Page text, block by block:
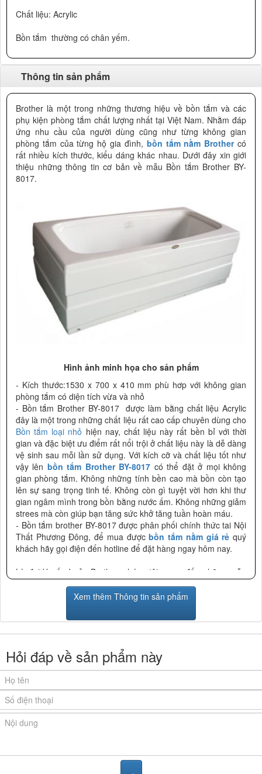
Chất liệu: Acrylic
Bồn tắm thường có chân yếm.
Thông tin sản phẩm
Brother là một trong những thương hiệu về bồn tắm và các
phụ kiện phòng tắm chất lượng nhất tại Việt Nam. Nhằm đáp
ứng nhu cầu của người dùng cũng như từng không gian
phòng tắm của từng hộ gia đình, bồn tắm nằm Brothercó
rất nhiều kích thước, kiểu dáng khác nhau. Dưới đây xin giới
thiệu những thông tin cơ bản về mẫu Bồn tắm Brother BY-
8017.
Hình ảnh minh họa cho sản phẩm
- Kích thước:1530 x 700 x 410 mm phù hơp với không gian
phòng tắm có diện tích vừa và nhỏ
- Bồn tắm Brother BY-8017 được làm bằng chất liệu Acrylic
đây là một trong những chất liệu rất cao cấp chuyên dùng cho
Bồn tắm loại nhỏ hiện nay, chất liệu này rất bền bỉ với thời
gian và đặc biệt ưu điểm rất nổi trội ở chất liệu này là dễ dàng
vệ sinh sau mỗi lần sử dụng. Với kích cỡ và chất liệu tốt như
vậy lên bồn tắm Brother BY-8017 có thể đặt ở mọi không
gian phòng tắm. Không những tính bền cao mà bồn còn tạo
lên sự sang trọng tinh tế. Không còn gì tuyệt vời hơn khi thư
gian ngâm mình trong bồn bằng nước ấm. Không những giảm
strees mà còn giúp bạn tăng sức khở tăng tuần hoàn máu.
- Bồn tắm brother BY-8017 được phân phối chính thức tai Nội
Thất Phương Đông, để mua đượcbồn tắm nằm giá rẻ quý
khách hãy gọi điện đến hotline để đặt hàng ngay hôm nay.
Là đại lý cấp I của Brother, chúng tôi mang đến những mẫu
Sản Phẩm Brother chính hãng với giá tốt nhất, kèm theo
nhiều quà tặng hấp dẫn.Xem thêm Thông tin sản phẩm
Hỏi đáp về sản phẩm này